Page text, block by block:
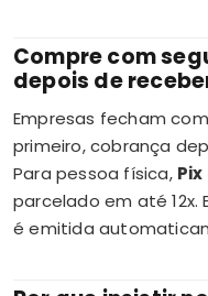
Compre com
depois de
Empresas fecham com
primeiro, cobrança
Para pessoa física,
parcelado em até 12x.
é emitida